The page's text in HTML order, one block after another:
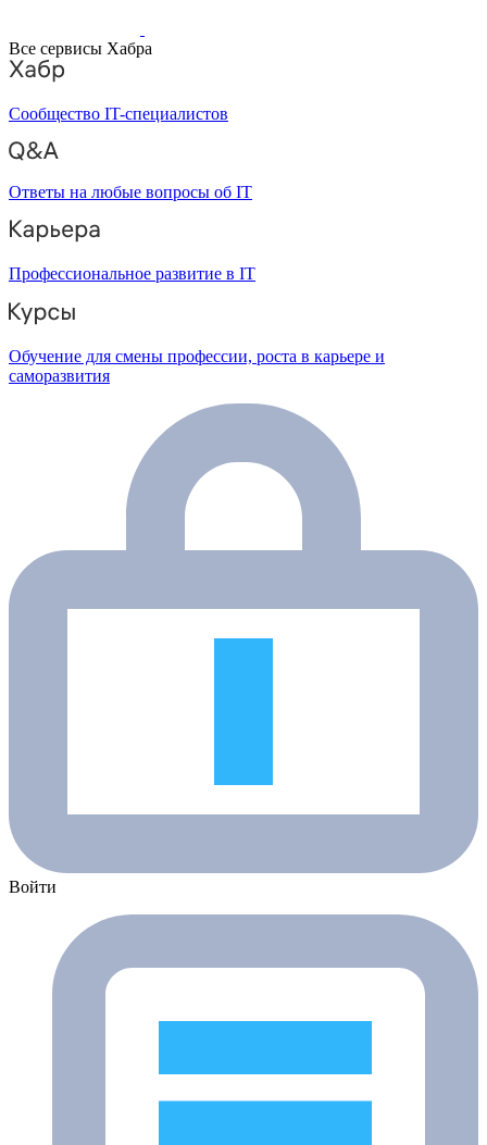
Все сервисы Хабра
Сообщество IT-специалистов
Ответы на любые вопросы об IT
Профессиональное развитие в IT
Обучение для смены профессии, роста в карьере и
саморазвития
Войти